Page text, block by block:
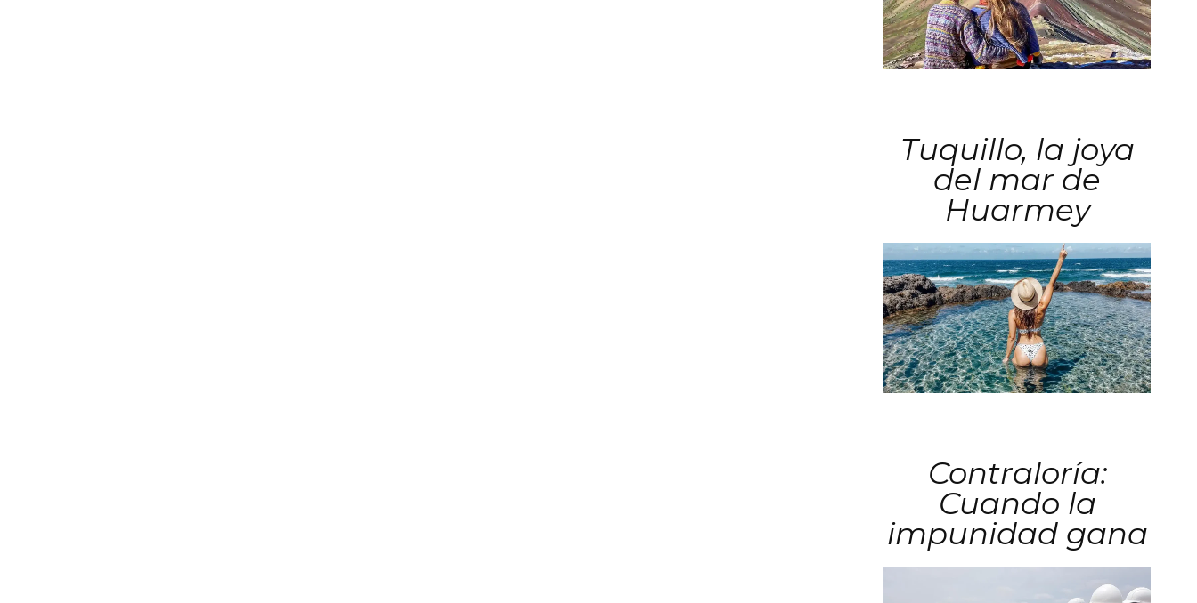
Tuquillo, la joya
del mar de
Huarmey
Contraloría:
Cuando la
impunidad gana